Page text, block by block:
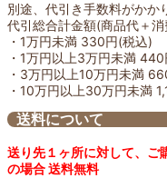
別途、代引き手数料がかか
代引総合計金額(商品代＋
・1万円未満 330円(税込)
・1万円以上3万円未満
・3万円以上10万円未満
・10万円以上30万円未満
送料について
送り先１ヶ所に対して、
の場合 送料無料